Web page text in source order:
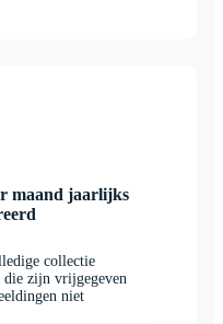
maand jaarlijks
collectie
die zijn vrijgegeven
niet